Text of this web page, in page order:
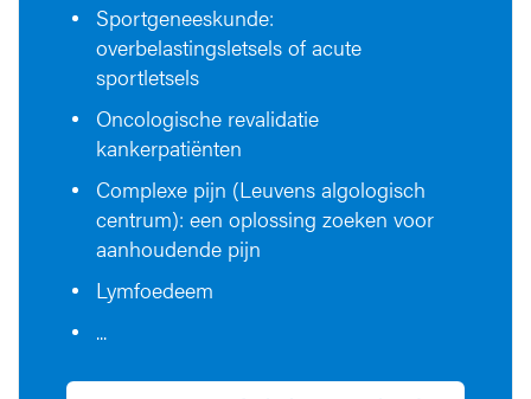
Sportgeneeskunde:
overbelastingsletsels of acute
sportletsels
Oncologische revalidatie
kankerpatiënten
Complexe pijn (Leuvens algologisch
centrum): een oplossing zoeken voor
aanhoudende pijn
Lymfoedeem
...